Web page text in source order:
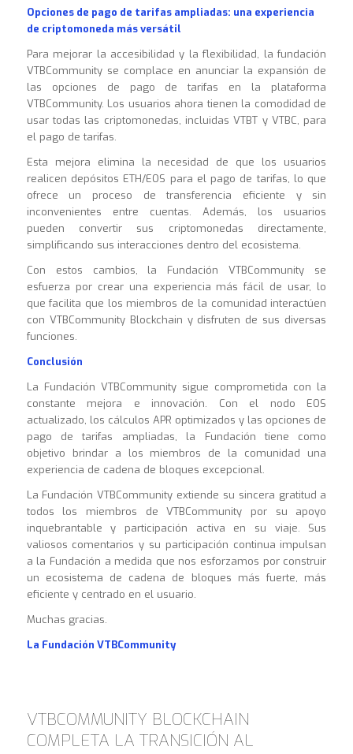
Opciones de pago de tarifas ampliadas: una experiencia
de criptomoneda más versátil
Para mejorar la accesibilidad y la flexibilidad, la fundación
VTBCommunity se complace en anunciar la expansión de
las opciones de pago de tarifas en la plataforma
VTBCommunity. Los usuarios ahora tienen la comodidad de
usar todas las criptomonedas, incluidas VTBT y VTBC, para
el pago de tarifas.
Esta mejora elimina la necesidad de que los usuarios
realicen depósitos ETH/EOS para el pago de tarifas, lo que
ofrece un proceso de transferencia eficiente y sin
inconvenientes entre cuentas. Además, los usuarios
pueden convertir sus criptomonedas directamente,
simplificando sus interacciones dentro del ecosistema.
Con estos cambios, la Fundación VTBCommunity se
esfuerza por crear una experiencia más fácil de usar, lo
que facilita que los miembros de la comunidad interactúen
con VTBCommunity Blockchain y disfruten de sus diversas
funciones.
Conclusión
La Fundación VTBCommunity sigue comprometida con la
constante mejora e innovación. Con el nodo EOS
actualizado, los cálculos APR optimizados y las opciones de
pago de tarifas ampliadas, la Fundación tiene como
objetivo brindar a los miembros de la comunidad una
experiencia de cadena de bloques excepcional.
La Fundación VTBCommunity extiende su sincera gratitud a
todos los miembros de VTBCommunity por su apoyo
inquebrantable y participación activa en su viaje. Sus
valiosos comentarios y su participación continua impulsan
a la Fundación a medida que nos esforzamos por construir
un ecosistema de cadena de bloques más fuerte, más
eficiente y centrado en el usuario.
Muchas gracias.
La Fundación VTBCommunity
VTBCOMMUNITY BLOCKCHAIN
COMPLETA LA TRANSICIÓN AL